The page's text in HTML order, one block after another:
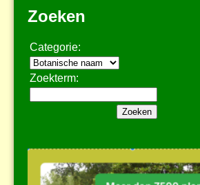
Zoeken
Categorie:
Zoekterm: